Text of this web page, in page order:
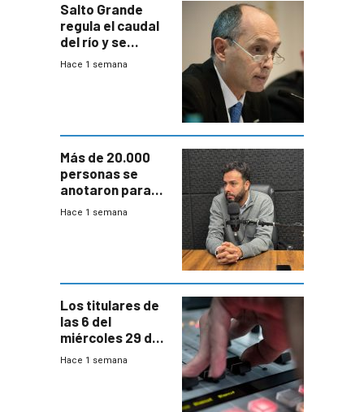
Salto Grande
regula el caudal
del río y se
prepara para un
Hace 1 semana
Más de 20.000
personas se
anotaron para
las pruebas
Hace 1 semana
Los titulares de
las 6 del
miércoles 29 de
julio de 2026
Hace 1 semana